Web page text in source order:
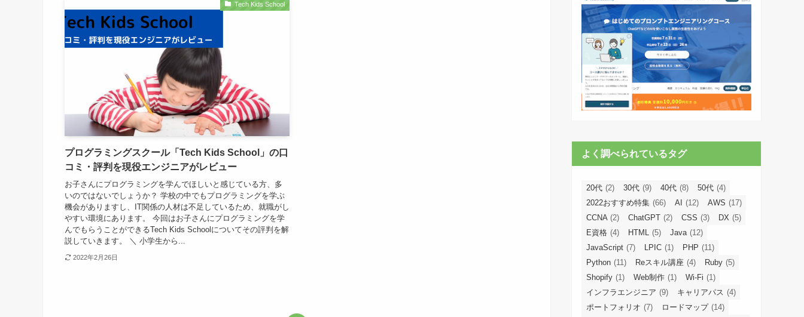
Tech Kids School
プログラミングスクール「Tech Kids School」の口
コミ・評判を現役エンジニアがレビュー
お子さんにプログラミングを学んでほしいと感じている方、多
いのではないでしょうか？ 学校の中でもプログラミングを学ぶ
機会がありますし、IT関係の人材は不足しているため、就職がし
やすい環境にあります。 今回はお子さんにプログラミングを学
んでもらうことができるTech Kids Schoolについてその評判を解
説していきます。 ＼ 小学生から...
2022年2月26日
よく調べられているタグ
20代 (2) 30代 (9) 40代 (8) 50代 (4)
2022おすすめ特集 (66) AI (12) AWS (17)
CCNA (2) ChatGPT (2) CSS (3) DX (5)
E資格 (4) HTML (5) Java (12)
JavaScript (7) LPIC (1) PHP (11)
Python (11) Reスキル講座 (4) Ruby (5)
Shopify (1) Web制作 (1) Wi-Fi (1)
インフラエンジニア (9) キャリアパス (4)
ポートフォリオ (7) ロードマップ (14)